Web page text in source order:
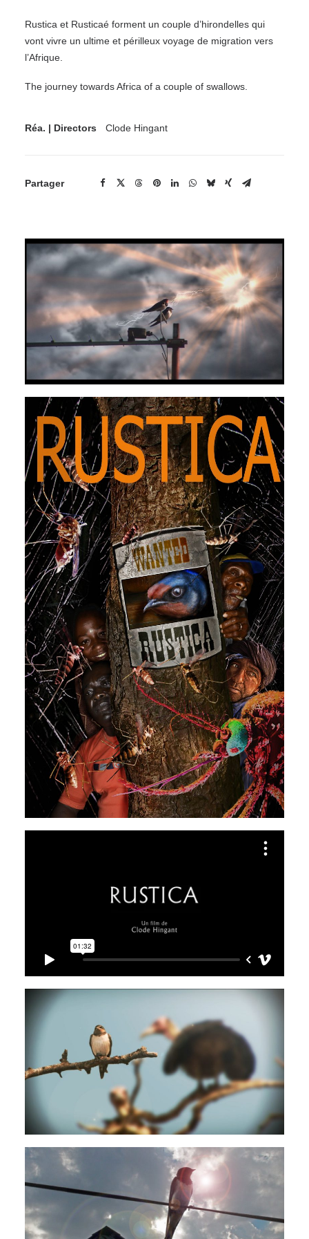
Rustica et Rusticaé forment un couple d’hirondelles qui
vont vivre un ultime et périlleux voyage de migration vers
l’Afrique.
The journey towards Africa of a couple of swallows.
Réa. | Directors Clode Hingant
Partager